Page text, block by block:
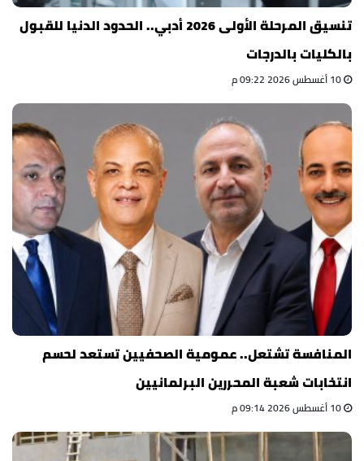
تنسيق المرحلة الأولى 2026 أدبي.. الحدود الدنيا للقبول
بالكليات بالدرجات
المنافسة تشتعل.. عمومية الصحفيين تستعد لحسم
انتخابات شعبة المحررين البرلمانيين